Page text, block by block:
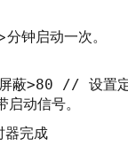
钟启动一次。
蔽>80 // 设置
动信号。
完成